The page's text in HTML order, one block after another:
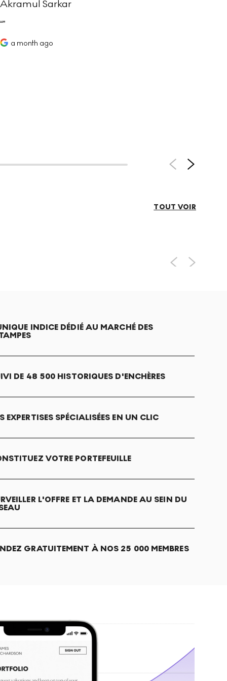
Akramul Sarkar
a month ago
TOUT VOIR
INDICE DÉDIÉ AU MARCHÉ DES
DE 48 500 HISTORIQUES D'ENCHÈRES
EXPERTISES SPÉCIALISÉES EN UN CLIC
VOTRE PORTEFEUILLE
L'OFFRE ET LA DEMANDE AU SEIN DU
GRATUITEMENT À NOS 25 000 MEMBRES